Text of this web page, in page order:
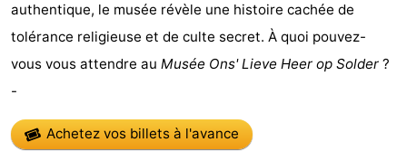
de
diamant
Places
dans
centre
Parcs
jardins
de
Environs
authentique, le musée révèle une histoire cachée de
tolérance religieuse et de culte secret. À quoi pouvez-
vous vous attendre au Musée Ons' Lieve Heer op Solder ?
-
Achetez vos billets à l'avance